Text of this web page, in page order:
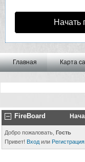
Начать
Главная Карта
FireBoard
Добро пожаловать, Гость
Привет! Вход или Регистрация